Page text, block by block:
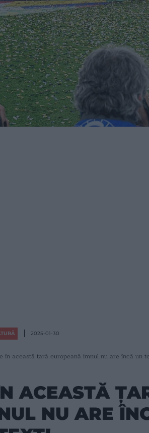
2025-01-30
în această țară europeană imnul nu are încă un
ACEASTĂ
NU ARE